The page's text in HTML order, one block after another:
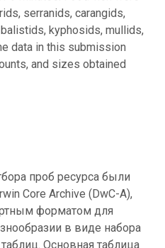
serranids, carangids,
kyphosids, mullids,
data in this submission
and sizes obtained
проб ресурса были
Core Archive (DwC-A),
форматом для
в виде набора
Основная таблица